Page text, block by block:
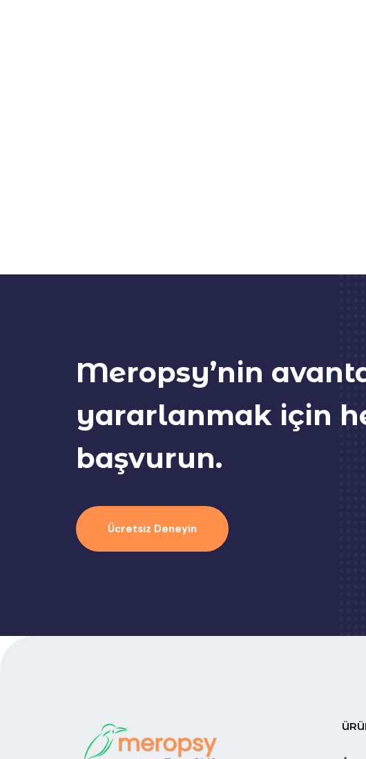
Meropsy’nin
yararlanmak için
başvurun.
Ücretsiz Deneyin